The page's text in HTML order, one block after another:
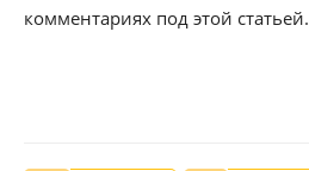
комментариях под этой статьей.